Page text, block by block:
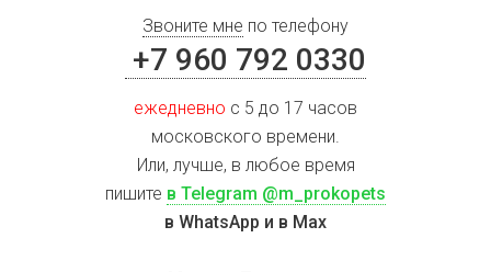
Звоните мне по телефону
+7 960 792 0330
ежедневно с 5 до 17 часов
московского времени.
Или, лучше, в любое время
пишите в Telegram @m_prokopets
в WhatsApp и в Max